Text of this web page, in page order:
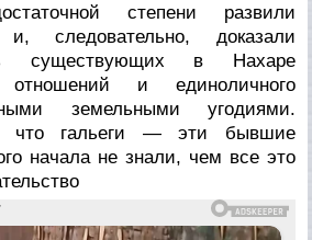
степени развили
и, следовательно, доказали
существующих в Нахаре
отношений и единоличного
земельными угодиями.
что гальеги — эти бывшие
начала не знали, чем все это